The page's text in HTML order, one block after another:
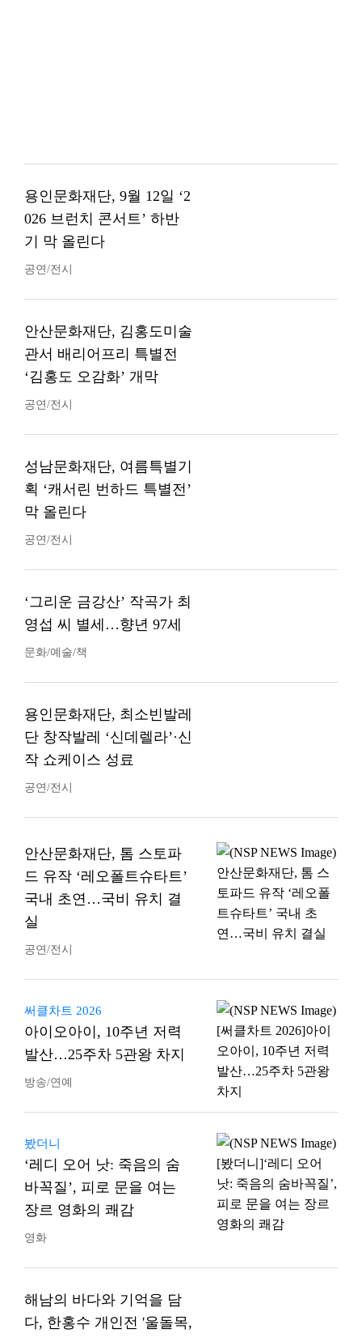
용인문화재단, 9월 12일 ‘2
026 브런치 콘서트’ 하반
기 막 올린다
공연/전시
안산문화재단, 김홍도미술
관서 배리어프리 특별전
‘김홍도 오감화’ 개막
공연/전시
성남문화재단, 여름특별기
획 ‘캐서린 번하드 특별전’
막 올린다
공연/전시
‘그리운 금강산’ 작곡가 최
영섭 씨 별세…향년 97세
문화/예술/책
용인문화재단, 최소빈발레
단 창작발레 ‘신데렐라’·신
작 쇼케이스 성료
공연/전시
안산문화재단, 톰 스토파
드 유작 ‘레오폴트슈타트’
국내 초연…국비 유치 결
실
공연/전시
써클차트 2026
아이오아이, 10주년 저력
발산…25주차 5관왕 차지
방송/연예
봤더니
‘레디 오어 낫: 죽음의 숨
바꼭질’, 피로 문을 여는
장르 영화의 쾌감
영화
해남의 바다와 기억을 담
다, 한홍수 개인전 '울돌목,